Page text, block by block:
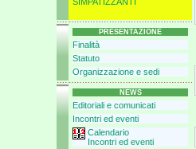
PRESENTAZIONE
Finalità
Statuto
Organizzazione e sedi
NEWS
Editoriali e comunicati
Incontri ed eventi
Calendario
Incontri ed eventi